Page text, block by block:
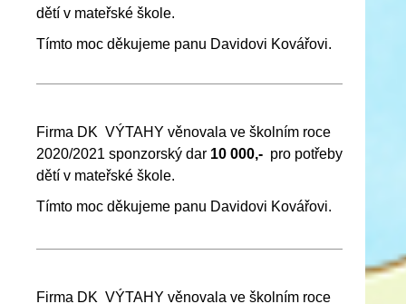
dětí v mateřské škole.
Tímto moc děkujeme panu Davidovi Kovářovi.
Firma DK VÝTAHY věnovala ve školním roce
2020/2021 sponzorský dar 10 000,- pro potřeby
dětí v mateřské škole.
Tímto moc děkujeme panu Davidovi Kovářovi.
Firma DK VÝTAHY věnovala ve školním roce